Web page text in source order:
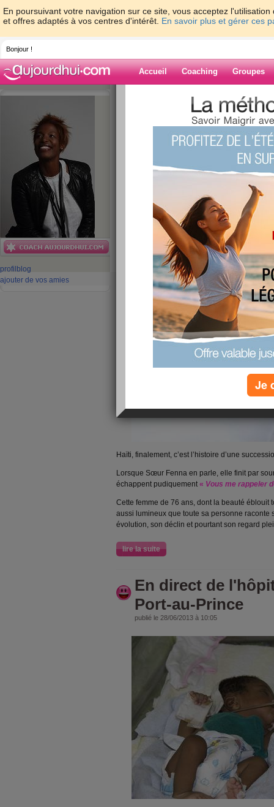
En poursuivant votre navigation sur ce site, vous acceptez
et offres adaptés à vos centres d'intérêt. En savoir plus et gérer ces
Bonjour !
Accueil Coaching Groupes
profil blog
ajouter de vos amies
> ClaudieCaufour
Blog de
21 - 30 de 81 ‹ Préc. 1 3
Si Haïti m’était
publié le 28/06/2013 à 18:21
Haïti, finalement, c’est l’histoire d’une
Lorsque Sœur Fenna en parle, elle finit par
échappent pudiquement « Vous me rappeler
Cette femme de 76 ans, dont la beauté éblouit
aussi lumineux que toute sa personne raconte
évolution, son déclin et pourtant son regard
lire la suite
En direct de
Port-au-Prince
publié le 28/06/2013 à 10:05
Je